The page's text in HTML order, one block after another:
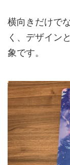
横向きだけで
く、デザイン
象です。